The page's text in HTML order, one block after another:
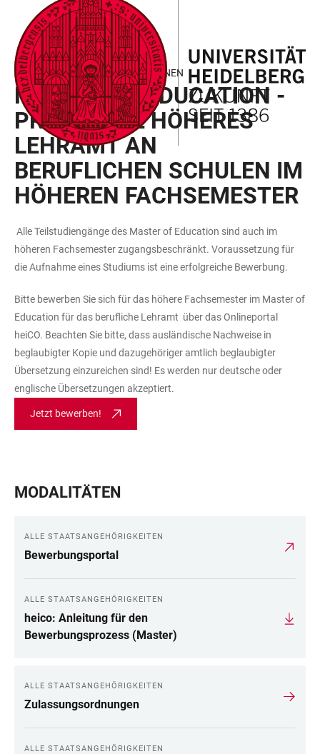
LINKS
ZUR
BARRIEREFREIHEIT
ZUM
HAUPTINHALT
HAUPTNAVIGATION
ÖFFNEN
WEBSEITENSUCHE
ÖFFNEN
INTERNATIONALE BEWERBER*INNEN
MASTER OF EDUCATION -
PROFILLINIE HÖHERES
LEHRAMT AN
BERUFLICHEN SCHULEN IM
HÖHEREN FACHSEMESTER
Alle Teilstudiengänge des Master of Education sind auch im
höheren Fachsemester zugangsbeschränkt. Voraussetzung für
die Aufnahme eines Studiums ist eine erfolgreiche Bewerbung.
Bitte bewerben Sie sich für das höhere Fachsemester im Master of
Education für das berufliche Lehramt über das Onlineportal
heiCO. Beachten Sie bitte, dass ausländische Nachweise in
beglaubigter Kopie und dazugehöriger amtlich beglaubigter
Übersetzung einzureichen sind! Es werden nur deutsche oder
englische Übersetzungen akzeptiert.
Jetzt bewerben!
MODALITÄTEN
ALLE STAATSANGEHÖRIGKEITEN
Bewerbungsportal
ALLE STAATSANGEHÖRIGKEITEN
heico: Anleitung für den
Bewerbungsprozess (Master)
ALLE STAATSANGEHÖRIGKEITEN
Zulassungsordnungen
ALLE STAATSANGEHÖRIGKEITEN